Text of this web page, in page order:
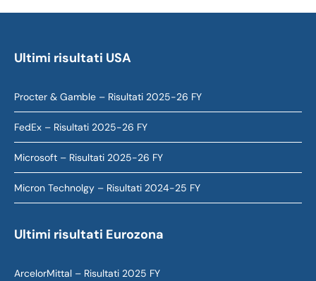
Ultimi risultati USA
Procter & Gamble – Risultati 2025-26 FY
FedEx – Risultati 2025-26 FY
Microsoft – Risultati 2025-26 FY
Micron Technolgy – Risultati 2024-25 FY
Ultimi risultati Eurozona
ArcelorMittal – Risultati 2025 FY